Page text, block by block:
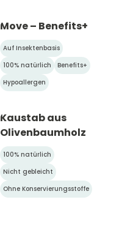
Move – Benefits+
Auf Insektenbasis
100% natürlich
Benefits+
Hypoallergen
Kaustab aus
Olivenbaumholz
100% natürlich
Nicht gebleicht
Ohne Konservierungsstoffe